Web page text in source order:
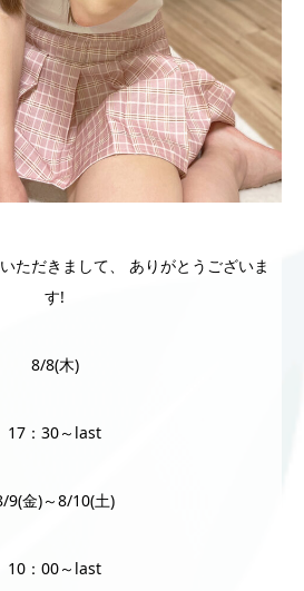
ただきまして、 ありがとうございま
す!
8/8(木)
17：30～last
9(金)～8/10(土)
10：00～last